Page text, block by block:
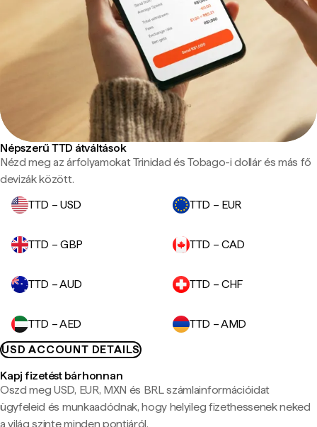
Népszerű TTD átváltások
Nézd meg az árfolyamokat Trinidad és Tobago-i dollár és más fő
devizák között.
TTD – USD
TTD – EUR
TTD – GBP TTD – CAD
TTD – AUD TTD – CHF
TTD – AED
TTD – AMD
USD ACCOUNT DETAILS
Kapj fizetést bárhonnan
Oszd meg USD, EUR, MXN és BRL számlainformációidat
ügyfeleid és munkaadódnak, hogy helyileg fizethessenek neked
a világ szinte minden pontjáról.